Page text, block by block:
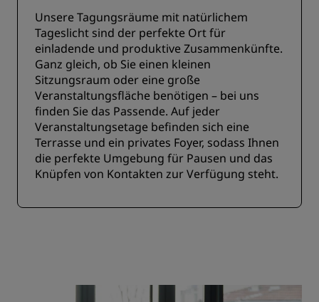
Unsere Tagungsräume mit natürlichem
Tageslicht sind der perfekte Ort für
einladende und produktive Zusammenkünfte.
Ganz gleich, ob Sie einen kleinen
Sitzungsraum oder eine große
Veranstaltungsfläche benötigen – bei uns
finden Sie das Passende. Auf jeder
Veranstaltungsetage befinden sich eine
Terrasse und ein privates Foyer, sodass Ihnen
die perfekte Umgebung für Pausen und das
Knüpfen von Kontakten zur Verfügung steht.